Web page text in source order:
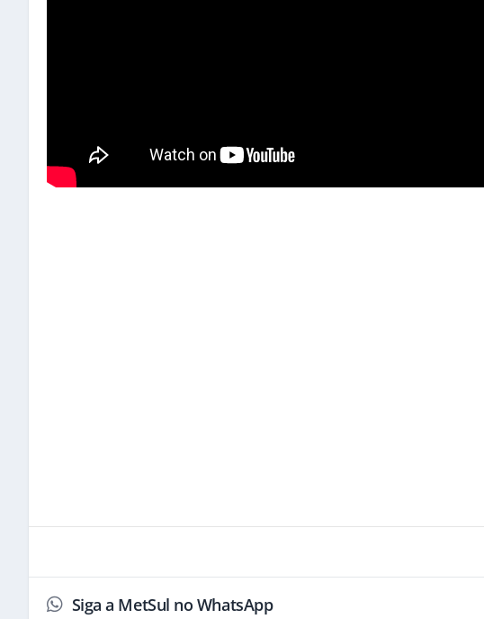
Siga a MetSul no WhatsApp